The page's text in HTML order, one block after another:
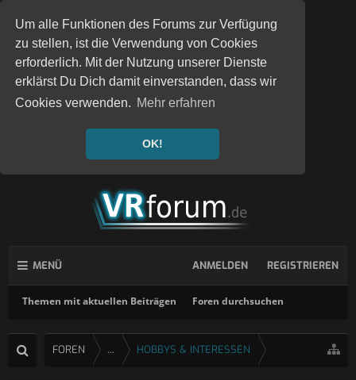
Um alle Funktionen des Forums zur Verfügung
zu stellen, ist die Verwendung von Cookies
erforderlich. Mit der Nutzung unserer Dienste
erklärst Du Dich damit einverstanden, dass wir
Cookies verwenden. Mehr erfahren
OK!
MENÜ
Themen mit aktuellen Beiträgen Foren durchsuchen
ANMELDEN REGISTRIEREN
FOREN ... HOBBYS & INTERESSEN